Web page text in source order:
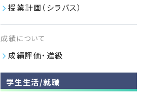
授業計画（シラバス）
成績について
成績評価・進級
学生生活/就職
歯科病院